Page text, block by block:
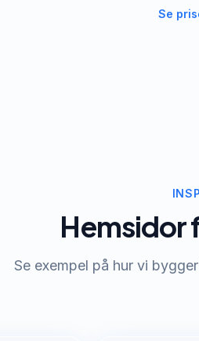
Se
Hemsidor
Se exempel på hur vi